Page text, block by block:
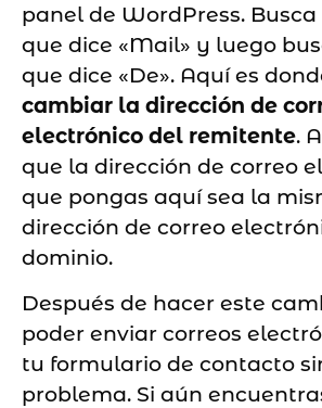
panel de WordPress.
que dice «Mail» y luego
que dice «De». Aquí es
cambiar la dirección de
electrónico del remitente.
que la dirección de correo
que pongas aquí sea la
dirección de correo
dominio.
Después de hacer este
poder enviar correos
tu formulario de contacto
problema. Si aún